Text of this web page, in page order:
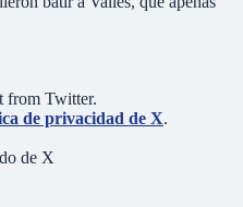
from Twitter.
de privacidad de X.
de X